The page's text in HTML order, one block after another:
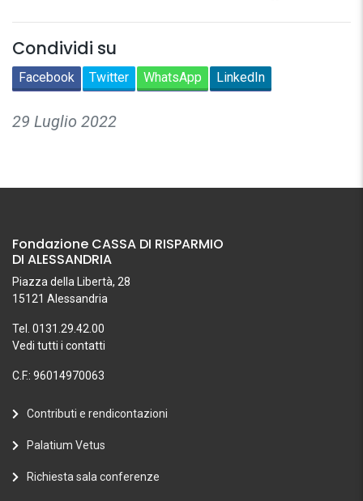
Condividi su
Facebook Twitter WhatsApp LinkedIn
29 Luglio 2022
Fondazione CASSA DI RISPARMIO
DI ALESSANDRIA
Piazza della Libertà, 28
15121 Alessandria
Tel. 0131.29.42.00
Vedi tutti i contatti
C.F.: 96014970063
Contributi e rendicontazioni
Palatium Vetus
Richiesta sala conferenze